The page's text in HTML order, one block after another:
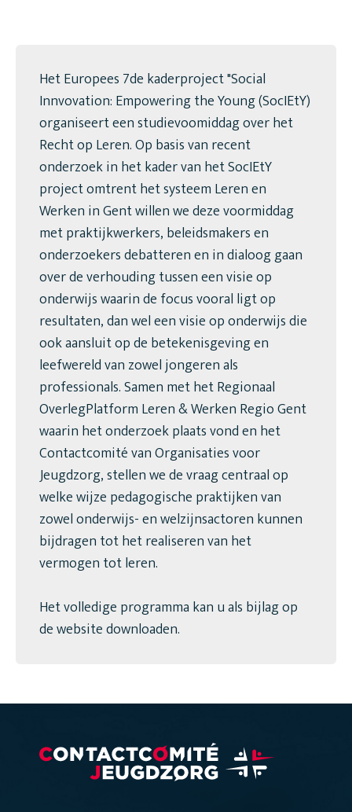
Het Europees 7de kaderproject "Social
Innvovation: Empowering the Young (SocIEtY)
organiseert een studievoomiddag over het
Recht op Leren. Op basis van recent
onderzoek in het kader van het SocIEtY
project omtrent het systeem Leren en
Werken in Gent willen we deze voormiddag
met praktijkwerkers, beleidsmakers en
onderzoekers debatteren en in dialoog gaan
over de verhouding tussen een visie op
onderwijs waarin de focus vooral ligt op
resultaten, dan wel een visie op onderwijs die
ook aansluit op de betekenisgeving en
leefwereld van zowel jongeren als
professionals. Samen met het Regionaal
OverlegPlatform Leren & Werken Regio Gent
waarin het onderzoek plaats vond en het
Contactcomité van Organisaties voor
Jeugdzorg, stellen we de vraag centraal op
welke wijze pedagogische praktijken van
zowel onderwijs- en welzijnsactoren kunnen
bijdragen tot het realiseren van het
vermogen tot leren.
Het volledige programma kan u als bijlag op
de website downloaden.